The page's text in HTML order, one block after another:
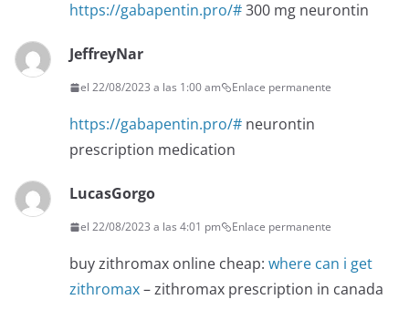
https://gabapentin.pro/#300 mg neurontin
JeffreyNar
el 22/08/2023 a las 1:00 am Enlace permanente
https://gabapentin.pro/# neurontin
prescription medication
LucasGorgo
el 22/08/2023 a las 4:01 pm Enlace permanente
buy zithromax online cheap: where can i get
zithromax– zithromax prescription in canada